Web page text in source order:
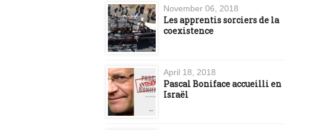
November 06, 2018
Les apprentis sorciers de la
coexistence
April 18, 2018
Pascal Boniface accueilli en
Israël